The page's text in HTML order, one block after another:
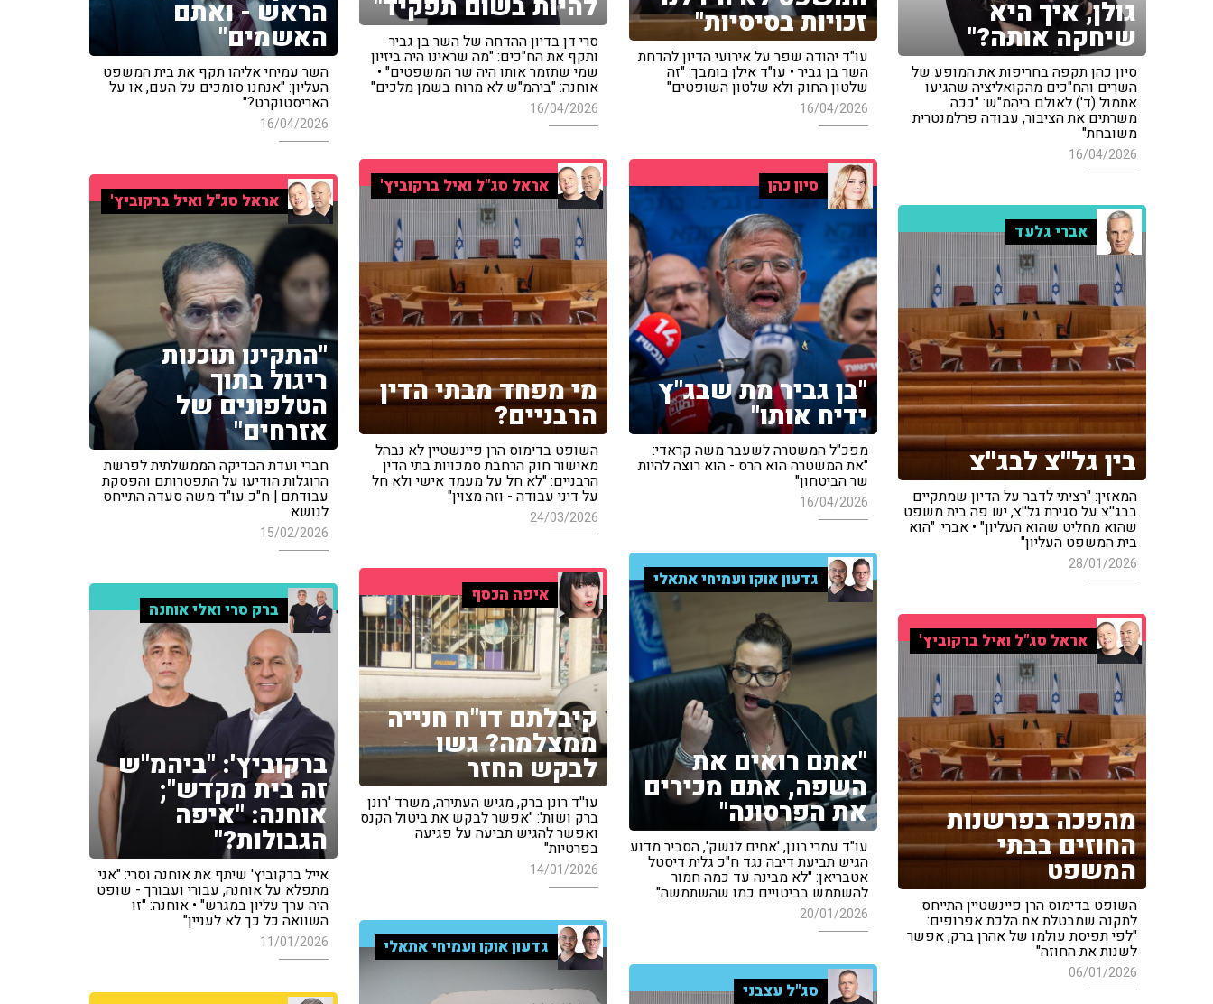
סרי דן בדיון ההדחה של השר בן גביר
ותקף את הח"כים: "מה שראינו היה ביזיון
שמי שתזמר אותו היה שר המשפטים" •
אוחנה: "ביהמ"ש לא מרוח בשמן מלכים"
16/04/2026
זכויות בסיסיות"
עו"ד יהודה שפר על אירועי הדיון להדחת
השר בן גביר • עו"ד אילן בומבך: "זה
שלטון החוק ולא שלטון השופטים"
16/04/2026
גולן, איך היא
שיחקה אותה?"
סיון כהן תקפה בחריפות את המופע של
השרים והח"כים מהקואליציה שהגיעו
אתמול (ד') לאולם ביהמ"ש: "ככה
משרתים את הציבור, עבודה פרלמנטרית
משובחת"
16/04/2026
הראש - ואתם
האשמים"
השר עמיחי אליהו תקף את בית המשפט
העליון: "אנחנו סומכים על העם, או על
האריסטוקרט?"
16/04/2026
סיון כהן
"בן גביר מת שבג"ץ
ידיח אותו"
מפכ"ל המשטרה לשעבר משה קראדי:
"את המשטרה הוא הרס - הוא רוצה להיות
שר הביטחון"
16/04/2026
אראל סג"ל ואיל ברקוביץ'
מי מפחד מבתי הדין
הרבניים?
השופט בדימוס הרן פיינשטיין לא נבהל
מאישור חוק הרחבת סמכויות בתי הדין
הרבניים: "לא חל על מעמד אישי ולא חל
על דיני עבודה - וזה מצוין"
24/03/2026
אראל סג"ל ואיל ברקוביץ'
"התקינו תוכנות
ריגול בתוך
הטלפונים של
אזרחים"
חברי ועדת הבדיקה הממשלתית לפרשת
הרוגלות הודיעו על התפטרותם והפסקת
עבודתם | ח"כ עו"ד משה סעדה התייחס
לנושא
15/02/2026
אברי גלעד
בין גל''צ לבג''צ
המאזין: "רציתי לדבר על הדיון שמתקיים
בבג''צ על סגירת גל''צ, יש פה בית משפט
שהוא מחליט שהוא העליון" • אברי: "הוא
בית המשפט העליון"
28/01/2026
גדעון אוקו ועמיחי אתאלי
"אתם רואים את
השפה, אתם מכירים
את הפרסונה"
עו"ד עמרי רונן, 'אחים לנשק', הסביר מדוע
הגיש תביעת דיבה נגד ח"כ גלית דיסטל
אטבריאן: "לא מבינה עד כמה חמור
להשתמש בביטויים כמו שהשתמשה"
20/01/2026
איפה הכסף
קיבלתם דו"ח חנייה
ממצלמה? גשו
לבקש החזר
עו''ד רונן ברק, מגיש העתירה, משרד 'רונן
ברק ושות': "אפשר לבקש את ביטול הקנס
ואפשר להגיש תביעה על פגיעה
בפרטיות"
14/01/2026
ברק סרי ואלי אוחנה
ברקוביץ': "ביהמ"ש
זה בית מקדש";
אוחנה: "איפה
הגבולות?"
אייל ברקוביץ' שיתף את אוחנה וסרי: "אני
מתפלא על אוחנה, עבורי ועבורך - שופט
היה ערך עליון במגרש" • אוחנה: "זו
השוואה כל כך לא לעניין"
11/01/2026
אראל סג"ל ואיל ברקוביץ'
מהפכה בפרשנות
החוזים בבתי
המשפט
השופט בדימוס הרן פיינשטיין התייחס
לתקנה שמבטלת את הלכת אפרופים:
"לפי תפיסת עולמו של אהרן ברק, אפשר
לשנות את החוזה"
06/01/2026
גדעון אוקו ועמיחי אתאלי
סג"ל עצבני